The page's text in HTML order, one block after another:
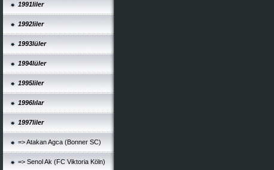
1991liler
1992liler
1993lüler
1994lüler
1995liler
1996lılar
1997liler
=> Atakan Agca (Bonner SC)
=> Senol Ak (FC Viktoria Köln)